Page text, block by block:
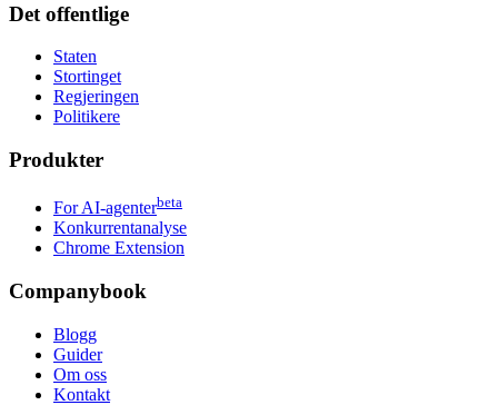
Det offentlige
Staten
Stortinget
Regjeringen
Politikere
Produkter
For AI-agenterbeta
Konkurrentanalyse
Chrome Extension
Companybook
Blogg
Guider
Om oss
Kontakt